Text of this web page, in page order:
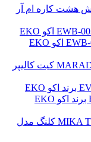
هشت کاره ام آر
کیت کالیپر
کلنگ مدل